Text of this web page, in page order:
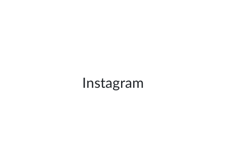
Instagram